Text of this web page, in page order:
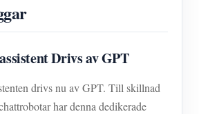
Drivs av GPT
drivs nu av GPT. Till skillnad
har denna dedikerade